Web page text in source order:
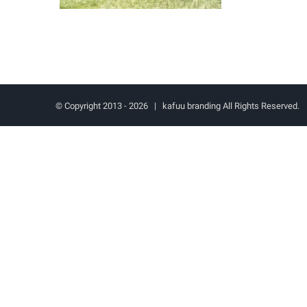
© Copyright 2013 -2026 | kafuu branding All Rights Reserved.